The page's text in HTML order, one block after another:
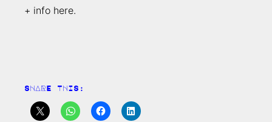
+ info here.
SHARE THIS: